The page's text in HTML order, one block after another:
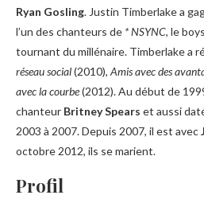
Ryan Gosling. Justin Timberlake a
l’un des chanteurs de * NSYNC, le
tournant du millénaire. Timberlake a
réseau social(2010),Amis avec des
avec la courbe(2012). Au début de
chanteur Britney Spears et aussi
2003 à 2007. Depuis 2007, il est avec
octobre 2012, ils se marient.
Profil